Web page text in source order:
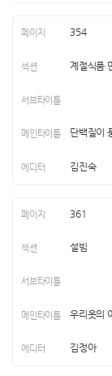
354
계절식품
단백질이
김진숙
361
설빔
우리옷의
김정아